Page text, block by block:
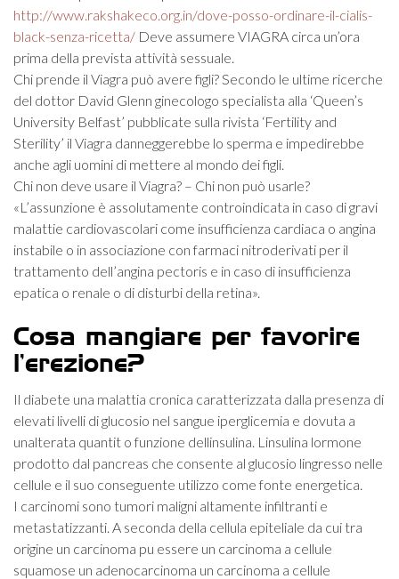
http://www.rakshakeco.org.in/dove-posso-ordinare-il-cialis-
black-senza-ricetta/ Deve assumere VIAGRA circa un’ora
prima della prevista attività sessuale.
Chi prende il Viagra può avere figli? Secondo le ultime ricerche
del dottor David Glenn ginecologo specialista alla ‘Queen’s
University Belfast’ pubblicate sulla rivista ‘Fertility and
Sterility’ il Viagra danneggerebbe lo sperma e impedirebbe
anche agli uomini di mettere al mondo dei figli.
Chi non deve usare il Viagra? – Chi non può usarle?
«L’assunzione è assolutamente controindicata in caso di gravi
malattie cardiovascolari come insufficienza cardiaca o angina
instabile o in associazione con farmaci nitroderivati per il
trattamento dell’angina pectoris e in caso di insufficienza
epatica o renale o di disturbi della retina».
Cosa mangiare per favorire
l’erezione?
Il diabete una malattia cronica caratterizzata dalla presenza di
elevati livelli di glucosio nel sangue iperglicemia e dovuta a
unalterata quantit o funzione dellinsulina. Linsulina lormone
prodotto dal pancreas che consente al glucosio lingresso nelle
cellule e il suo conseguente utilizzo come fonte energetica.
I carcinomi sono tumori maligni altamente infiltranti e
metastatizzanti. A seconda della cellula epiteliale da cui tra
origine un carcinoma pu essere un carcinoma a cellule
squamose un adenocarcinoma un carcinoma a cellule